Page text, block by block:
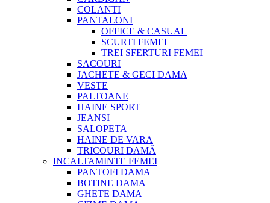
COLANTI
PANTALONI
OFFICE & CASUAL
SCURTI FEMEI
TREI SFERTURI FEMEI
SACOURI
JACHETE & GECI DAMA
VESTE
PALTOANE
HAINE SPORT
JEANSI
SALOPETA
HAINE DE VARA
TRICOURI DAMĂ
INCALTAMINTE FEMEI
PANTOFI DAMA
BOTINE DAMA
GHETE DAMA